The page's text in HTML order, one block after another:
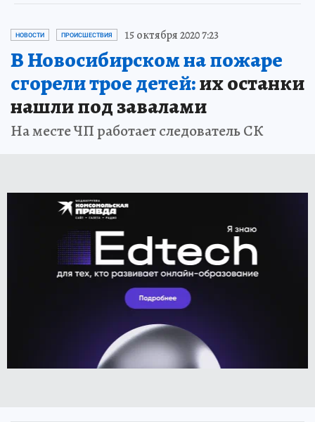
НОВОСТИ ПРОИСШЕСТВИЯ 15 октября 2020 7:23
В Новосибирском на пожаре
сгорели трое детей:их останки
нашли под завалами
На месте ЧП работает следователь СК